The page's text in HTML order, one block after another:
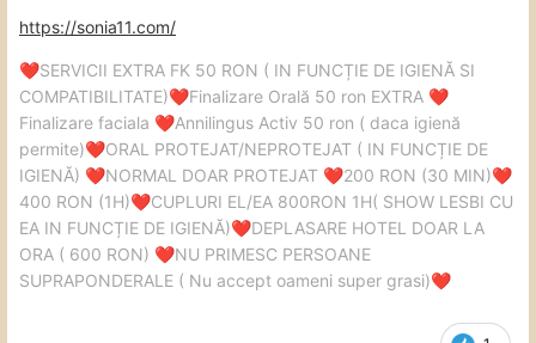
https://sonia11.com/
❤️SERVICII EXTRA FK 50 RON ( IN FUNCȚIE DE IGIENĂ SI
COMPATIBILITATE)❤️Finalizare Orală 50 ron EXTRA ❤️
Finalizare faciala ❤️Annilingus Activ 50 ron ( daca igienă
permite)❤️ORAL PROTEJAT/NEPROTEJAT ( IN FUNCȚIE DE
IGIENĂ) ❤️NORMAL DOAR PROTEJAT ❤️200 RON (30 MIN)❤️
400 RON (1H)❤️CUPLURI EL/EA 800RON 1H( SHOW LESBI CU
EA IN FUNCȚIE DE IGIENĂ)❤️DEPLASARE HOTEL DOAR LA
ORA ( 600 RON) ❤️NU PRIMESC PERSOANE
SUPRAPONDERALE ( Nu accept oameni super grasi)❤️